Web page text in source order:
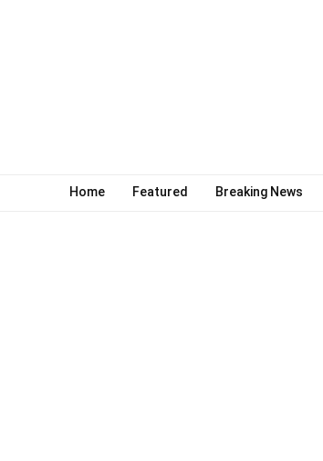
Home Featured Breaking News